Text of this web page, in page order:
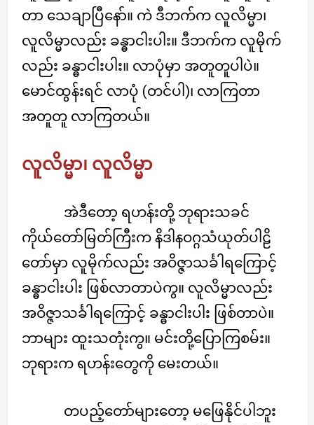
တာ သေချာပြီနော်။ ကဲ ဒီဘက်က လူလိမ္မာ၊
လူလိမ္မာလည်း ခန္ဓာငါးပါး။ ဒီဘက်က လူမိုက်
လည်း ခန္ဓာငါးပါး။ လာပုံမှာ အတူတူပါပဲ။
မောင်ထွန်းရင် လာပုံ (တင်ပါ)၊ လာကြတာ
အတူတူ လာကြတယ်။
လူလိမ္မာ၊ လူလိမ္မာ
အဲဒီတော့ ရဟန်းတို့ ဘုရားသခင်
ကိုယ်တော်မြတ်ကြီးက နိဒါနဝဂ္ဂသံယုတ်ပါဠိ
တော်မှာ လူမိုက်လည်း အဝိဇ္ဇာသင်္ခါရကြောင့်
ခန္ဓာငါးပါး ဖြစ်လာတာပဲကွ။ လူလိမ္မာလည်း
အဝိဇ္ဇာသင်္ခါရကြောင့် ခန္ဓာငါးပါး ဖြစ်တာပဲ။
ဘာများ ထူးသတုံးကွ။ မင်းတို့ပြောကြစမ်း။
ဘုရားက ရဟန်းတွေကို မေးတယ်။
တပည့်တော်များတော့ မဖြေနိုင်ပါဘူး